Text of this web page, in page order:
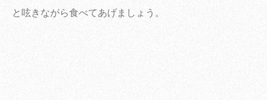
と呟きながら食べてあげましょう。